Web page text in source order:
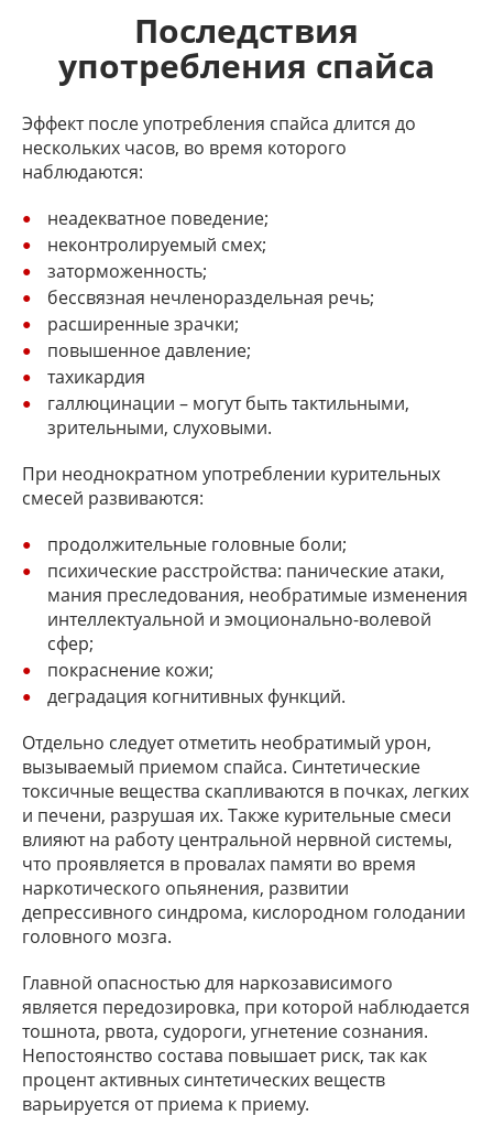
Последствия
употребления спайса
Эффект после употребления спайса длится до
нескольких часов, во время которого
наблюдаются:
неадекватное поведение;
неконтролируемый смех;
заторможенность;
бессвязная нечленораздельная речь;
расширенные зрачки;
повышенное давление;
тахикардия
галлюцинации – могут быть тактильными,
зрительными, слуховыми.
При неоднократном употреблении курительных
смесей развиваются:
продолжительные головные боли;
психические расстройства: панические атаки,
мания преследования, необратимые изменения
интеллектуальной и эмоционально-волевой
сфер;
покраснение кожи;
деградация когнитивных функций.
Отдельно следует отметить необратимый урон,
вызываемый приемом спайса. Синтетические
токсичные вещества скапливаются в почках, легких
и печени, разрушая их. Также курительные смеси
влияют на работу центральной нервной системы,
что проявляется в провалах памяти во время
наркотического опьянения, развитии
депрессивного синдрома, кислородном голодании
головного мозга.
Главной опасностью для наркозависимого
является передозировка, при которой наблюдается
тошнота, рвота, судороги, угнетение сознания.
Непостоянство состава повышает риск, так как
процент активных синтетических веществ
варьируется от приема к приему.